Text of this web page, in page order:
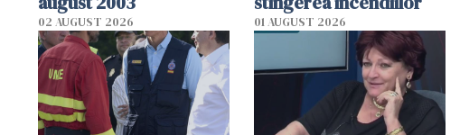
02 AUGUST 2026 01 AUGUST 2026